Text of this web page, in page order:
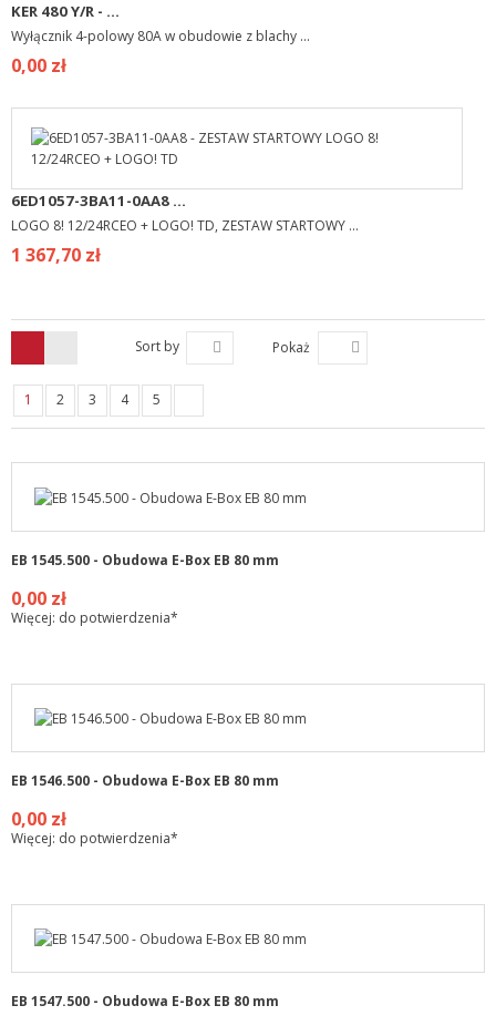
KER 480 Y/R - ...
Wyłącznik 4-polowy 80A w obudowie z blachy ...
0,00 zł
6ED1057-3BA11-0AA8 ...
LOGO 8! 12/24RCEO + LOGO! TD, ZESTAW STARTOWY ...
1 367,70 zł
Sort by Pokaż
1 2 3 4 5
EB 1545.500 - Obudowa E-Box EB 80 mm
0,00 zł
Więcej: do potwierdzenia*
EB 1546.500 - Obudowa E-Box EB 80 mm
0,00 zł
Więcej: do potwierdzenia*
EB 1547.500 - Obudowa E-Box EB 80 mm